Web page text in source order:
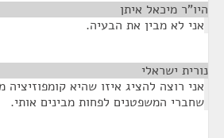
היו"ר מיכאל איתן
אני לא מבין את הבעיה.
נורית ישראלי
אני רוצה להציג איזו שהיא
שחברי המשפטנים לפחות מבינים אותי.